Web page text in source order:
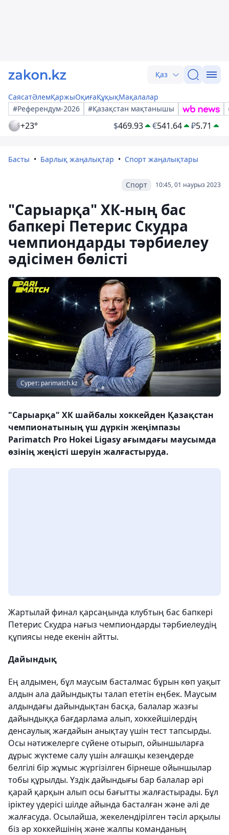
Қаз
СаясатӘлемҚаржыОқиғаҚұқықМақалалар
#Референдум-2026
#Қазақстан мақтанышы
+23° $469.93 €541.64 ₽5.71
Басты Барлық жаңалықтар Спорт жаңалықтары
10:45, 01 наурыз 2023
Спорт
"Сарыарқа" ХК-ның бас
бапкері Петерис Скудра
чемпиондарды тәрбиелеу
әдісімен бөлісті
Сурет: parimatch.kz
"Сарыарқа" ХК шайбалы хоккейден Қазақстан
чемпионатының үш дүркін жеңімпазы
Parimatch Рro Нokei Ligasy ағымдағы маусымда
өзінің жеңісті шеруін жалғастыруда.
Жартылай финал қарсаңында клубтың бас бапкері
Петерис Скудра нағыз чемпиондарды тәрбиелеудің
құпиясы неде екенін айтты.
Дайындық
Ең алдымен, бұл маусым басталмас бұрын көп уақыт
алдын ала дайындықты талап ететін еңбек. Маусым
алдындағы дайындықтан басқа, балалар жазғы
дайындыққа бағдарлама алып, хоккейшілердің
денсаулық жағдайын анықтау үшін тест тапсырды.
Осы нәтижелерге сүйене отырып, ойыншыларға
дұрыс жүктеме салу үшін алғашқы кезеңдерде
белгілі бір жұмыс жүргізілген бірнеше ойыншылар
тобы құрылды. Үздік дайындығы бар балалар әрі
қарай қарқын алып осы бағытты жалғастырады. Бұл
іріктеу үдерісі шілде айында басталған және әлі де
жалғасуда. Осылайша, жекелендірілген тәсіл арқылы
біз әр хоккейшінің және жалпы команданың